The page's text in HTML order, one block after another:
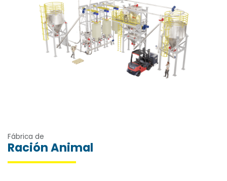
Fábrica de
Ración Animal